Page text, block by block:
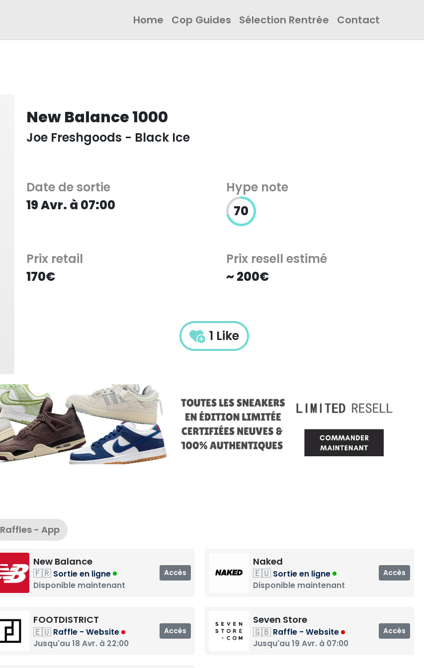
Home Cop Guides Sélection Rentrée Contact
New Balance 1000
Joe Freshgoods - Black Ice
Date de sortie
19 Avr. à 07:00
Hype note
70
Prix retail
170€
Prix resell estimé
~ 200€
1 Like
Raffles - App
New Balance
🇫🇷 Sortie en ligne
Disponible maintenant
Accès
Naked
🇪🇺 Sortie en ligne
Disponible maintenant
Accès
FOOTDISTRICT
🇪🇺 Raffle - Website
Jusqu'au 18 Avr. à 22:00
Accès
Seven Store
🇬🇧 Raffle - Website
Jusqu'au 19 Avr. à 07:00
Accès